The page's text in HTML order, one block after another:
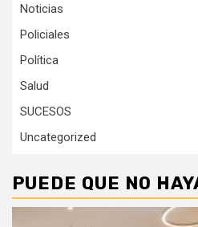
Noticias
Policiales
Política
Salud
SUCESOS
Uncategorized
PUEDE QUE NO